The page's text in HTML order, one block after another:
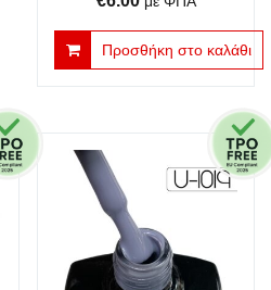
price
was:
τρέχουσα
τιμή
Προσθήκη στο καλάθι